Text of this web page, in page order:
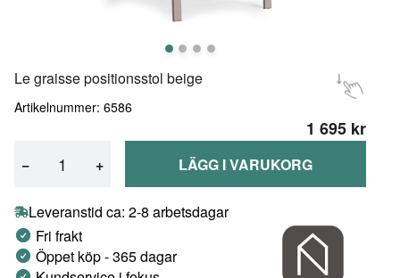
Le graisse positionsstol beige
Artikelnummer: 6586
1 695 kr
− + LÄGG I VARUKORG
Leveranstid ca: 2-8 arbetsdagar
Fri frakt
Öppet köp - 365 dagar